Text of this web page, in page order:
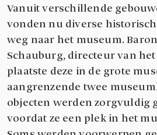
Vanuit verschillende
vonden nu diverse
weg naar het museum.
Schauburg, directeur van
plaatste deze in de grote
aangrenzende twee
objecten werden zorgvuldig
voordat ze een plek in het